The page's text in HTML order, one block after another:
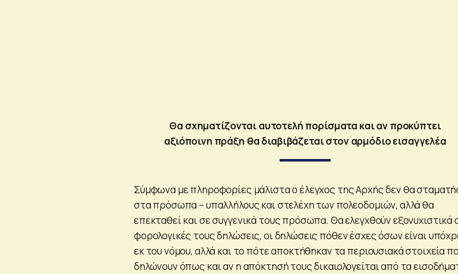
Θα σχηματίζονται αυτοτελή πορίσματα και αν προκύπτει
αξιόποινη πράξη θα διαβιβάζεται στον αρμόδιο εισαγγελέα
Σύμφωνα με πληροφορίες μάλιστα ο έλεγχος της Αρχής δεν θα
στα πρόσωπα – υπαλλήλους και στελέχη των πολεοδομιών, αλλά θα
επεκταθεί και σε συγγενικά τους πρόσωπα. Θα ελεγχθούν εξονυχιστικά
φορολογικές τους δηλώσεις, οι δηλώσεις πόθεν έσχες όσων είναι
εκ του νόμου, αλλά και το πότε αποκτήθηκαν τα περιουσιακά στοιχεία
δηλώνουν όπως και αν η απόκτησή τους δικαιολογείται από τα